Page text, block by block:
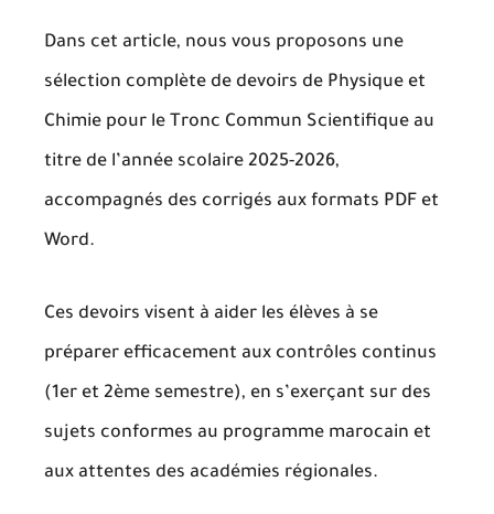
Dans cet article, nous vous proposons une
sélection complète de devoirs de Physique et
Chimie pour le Tronc Commun Scientifique au
titre de l’année scolaire 2025-2026,
accompagnés des corrigés aux formats PDF et
Word.
Ces devoirs visent à aider les élèves à se
préparer efficacement aux contrôles continus
(1er et 2ème semestre), en s’exerçant sur des
sujets conformes au programme marocain et
aux attentes des académies régionales.